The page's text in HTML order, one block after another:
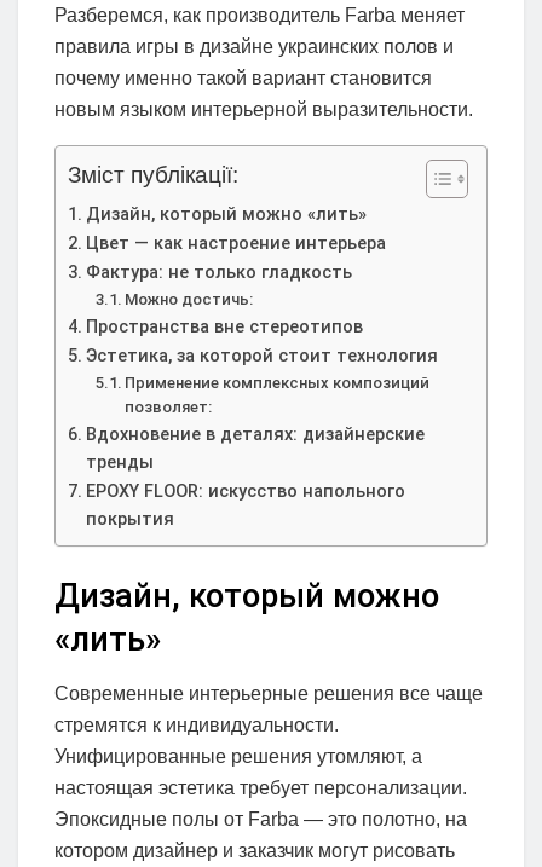
Разберемся, как производитель Farba меняет
правила игры в дизайне украинских полов и
почему именно такой вариант становится
новым языком интерьерной выразительности.
Зміст публікації:
Дизайн, который можно «лить»
Цвет — как настроение интерьера
Фактура: не только гладкость
Можно достичь:
Пространства вне стереотипов
Эстетика, за которой стоит технология
Применение комплексных композиций
позволяет:
Вдохновение в деталях: дизайнерские
тренды
EPOXY FLOOR: искусство напольного
покрытия
Дизайн, который можно
«лить»
Современные интерьерные решения все чаще
стремятся к индивидуальности.
Унифицированные решения утомляют, а
настоящая эстетика требует персонализации.
Эпоксидные полы от Farba — это полотно, на
котором дизайнер и заказчик могут рисовать